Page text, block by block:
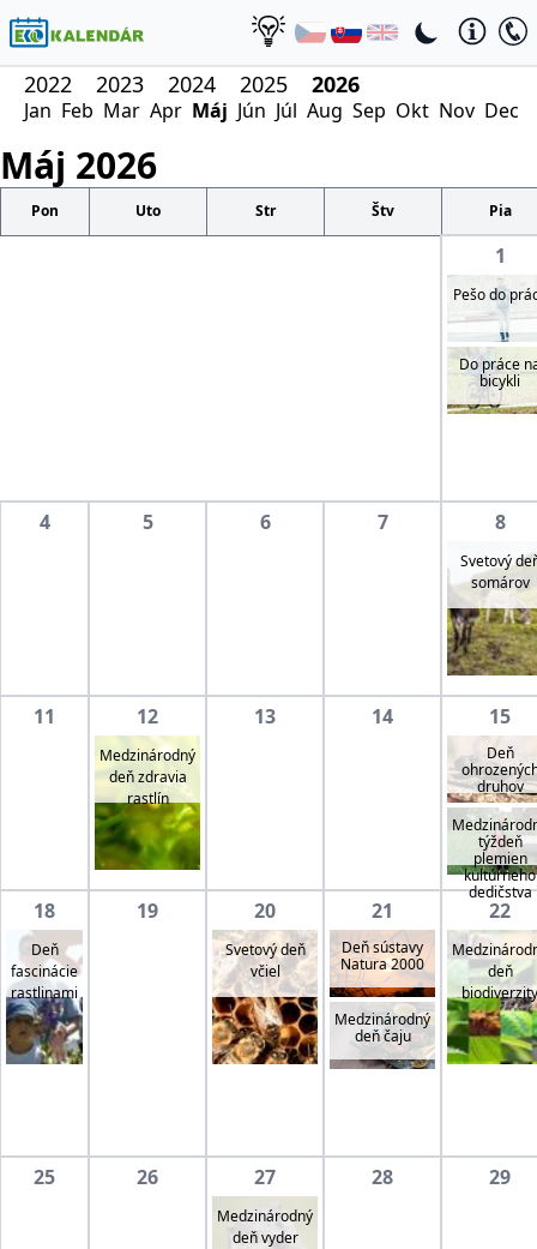
2022 2023 2024 2025 2026
Jan Feb Mar Apr Máj Jún Júl Aug Sep Okt Nov Dec
Máj 2026
Pon Uto Str Štv Pia
1
Pešo do
Do práce
bicykli
4 5 6 7 8
Svetový
somárov
11 12
Medzinárodný
deň zdravia
rastlín
13 14 15
Deň
druhov
týždeň
plemien
kultúrneho
dedičstva
18
Deň
fascinácie
rastlinami
19 20
Svetový deň
včiel
21
Deň sústavy
Natura 2000
Medzinárodný
deň čaju
22
deň
biodiverzity
25 26 27
Medzinárodný
deň vyder
28 29